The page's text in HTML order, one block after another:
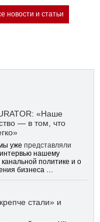
новости и статьи
«Наше
— в том, что
уже представляли
интервью нашему
политике и о
бизнеса …
стали» и